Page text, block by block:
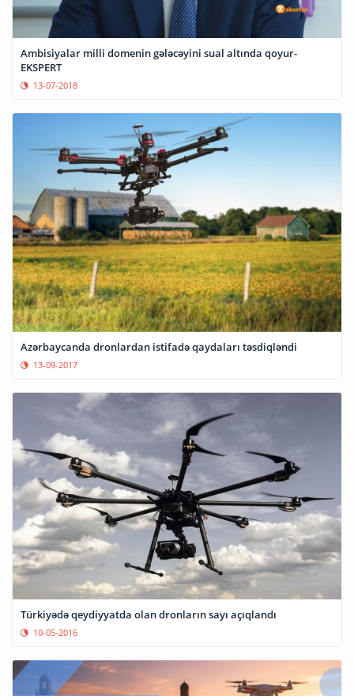
Ambisiyalar milli domenin gələcəyini sual altında qoyur-
EKSPERT
13-07-2018
Azərbaycanda dronlardan istifadə qaydaları təsdiqləndi
13-09-2017
Türkiyədə qeydiyyatda olan dronların sayı açıqlandı
10-05-2016